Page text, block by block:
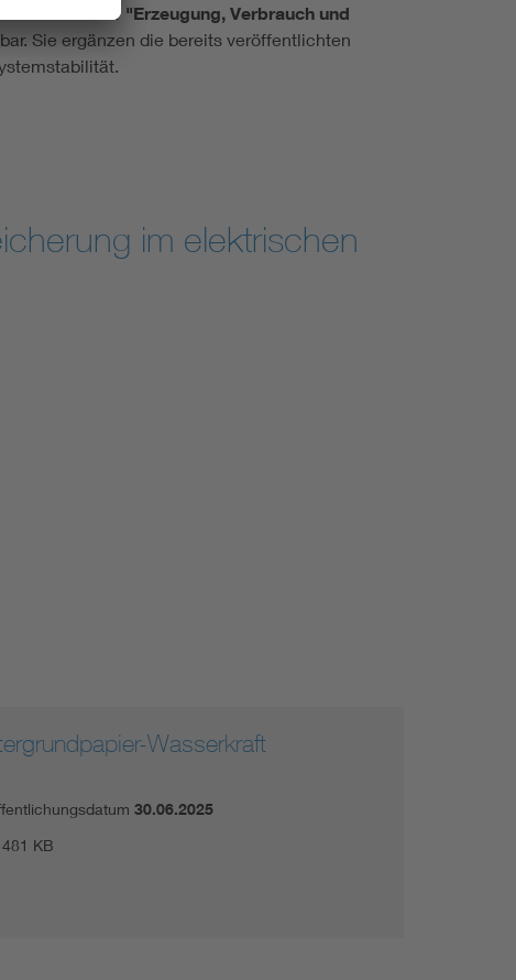
Fachbreich V1 "Erzeugung, Verbrauch und
Sie ergänzen die bereits veröffentlichten
im elektrischen
Wasserkraft
30.06.2025
481 KB